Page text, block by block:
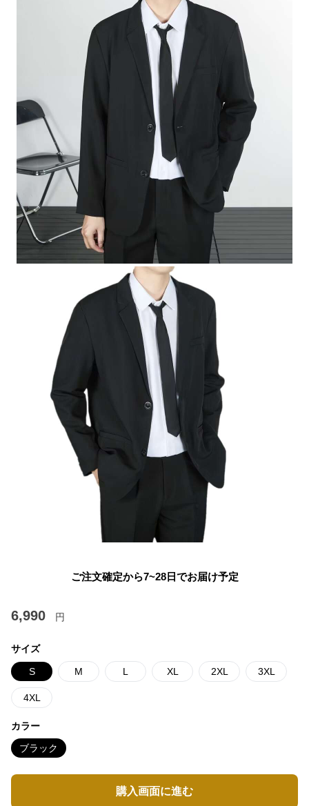
ご注文確定から7~28日でお届け予定
6,990 円
サイズ
S M L XL 2XL 3XL
4XL
カラー
ブラック
購入画面に進む